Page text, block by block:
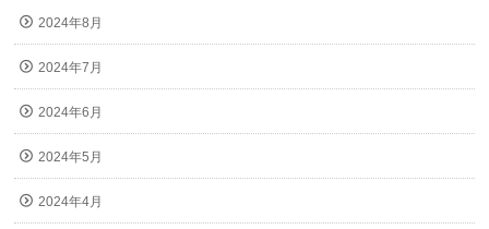
2024年8月
2024年7月
2024年6月
2024年5月
2024年4月